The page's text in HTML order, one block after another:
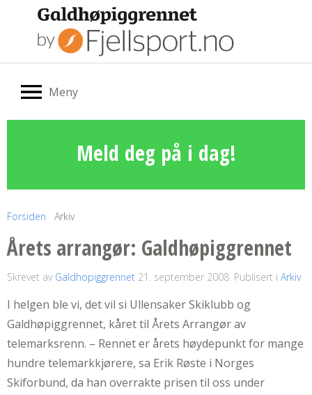
Meny
Meld deg på i dag!
Forsiden Arkiv
Årets arrangør: Galdhøpiggrennet
Skrevet av Galdhopiggrennet 21. september 2008 . Publisert i Arkiv
I helgen ble vi, det vil si Ullensaker Skiklubb og
Galdhøpiggrennet, kåret til Årets Arrangør av
telemarksrenn. – Rennet er årets høydepunkt for mange
hundre telemarkkjørere, sa Erik Røste i Norges
Skiforbund, da han overrakte prisen til oss under